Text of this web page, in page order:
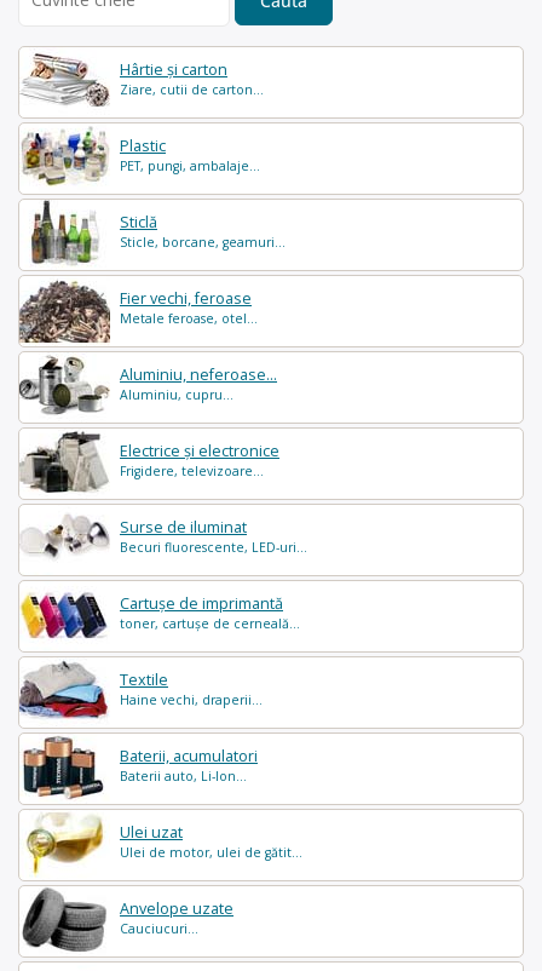
Hârtie și carton
Ziare, cutii de carton...
Plastic
PET, pungi, ambalaje...
Sticlă
Sticle, borcane, geamuri...
Fier vechi, feroase
Metale feroase, otel...
Aluminiu, neferoase...
Aluminiu, cupru...
Electrice și electronice
Frigidere, televizoare...
Surse de iluminat
Becuri fluorescente, LED-uri...
Cartușe de imprimantă
toner, cartușe de cerneală...
Textile
Haine vechi, draperii...
Baterii, acumulatori
Baterii auto, Li-Ion...
Ulei uzat
Ulei de motor, ulei de gătit...
Anvelope uzate
Cauciucuri...
for: